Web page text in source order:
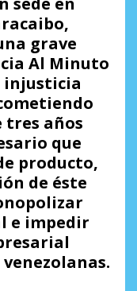
grave
Al Minuto
injusticia
tres años
que
producto,
de éste
e impedir